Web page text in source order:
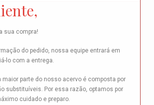
sua compra!
do pedido, nossa equipe entrará em
lo com a entrega.
maior parte do nosso acervo é composta por
substituíveis. Por essa razão, optamos por
cuidado e preparo.